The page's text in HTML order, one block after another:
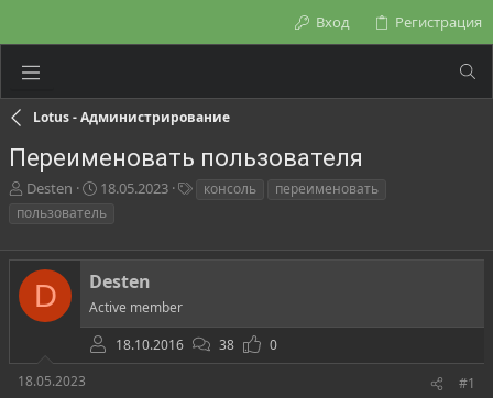
Вход Регистрация
Lotus - Администрирование
Переименовать пользователя
А
в
о
р
м
Desten
Д
а
а
н
а
ч
а
л
а
18.05.2023
и
консоль
переименовать
пользователь
D Desten
Active member
18.10.2016
38
0
18.05.2023
#1